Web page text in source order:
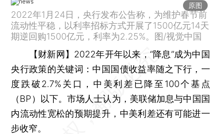
原图
2022年1月24日，央行发布公告称，为维护春节前
流动性平稳，以利率招标方式开展了1500亿元14天
期逆回购1500亿元，利率为2.25%。图/视觉中国
【财新网】 2022年开年以来，“降息”成为中国
央行政策的关键词：中国国债收益率随之下行，一
度跌破2.7%关口，中美利差已降至100个基点
（BP）以下。市场人士认为，美联储加息与中国国
内流动性宽松的预期提升，中美利差还有可能进一
步收窄。